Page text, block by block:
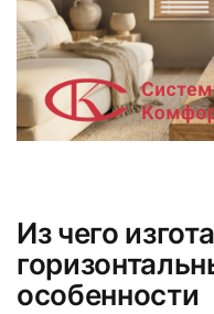
Из чего
особенности